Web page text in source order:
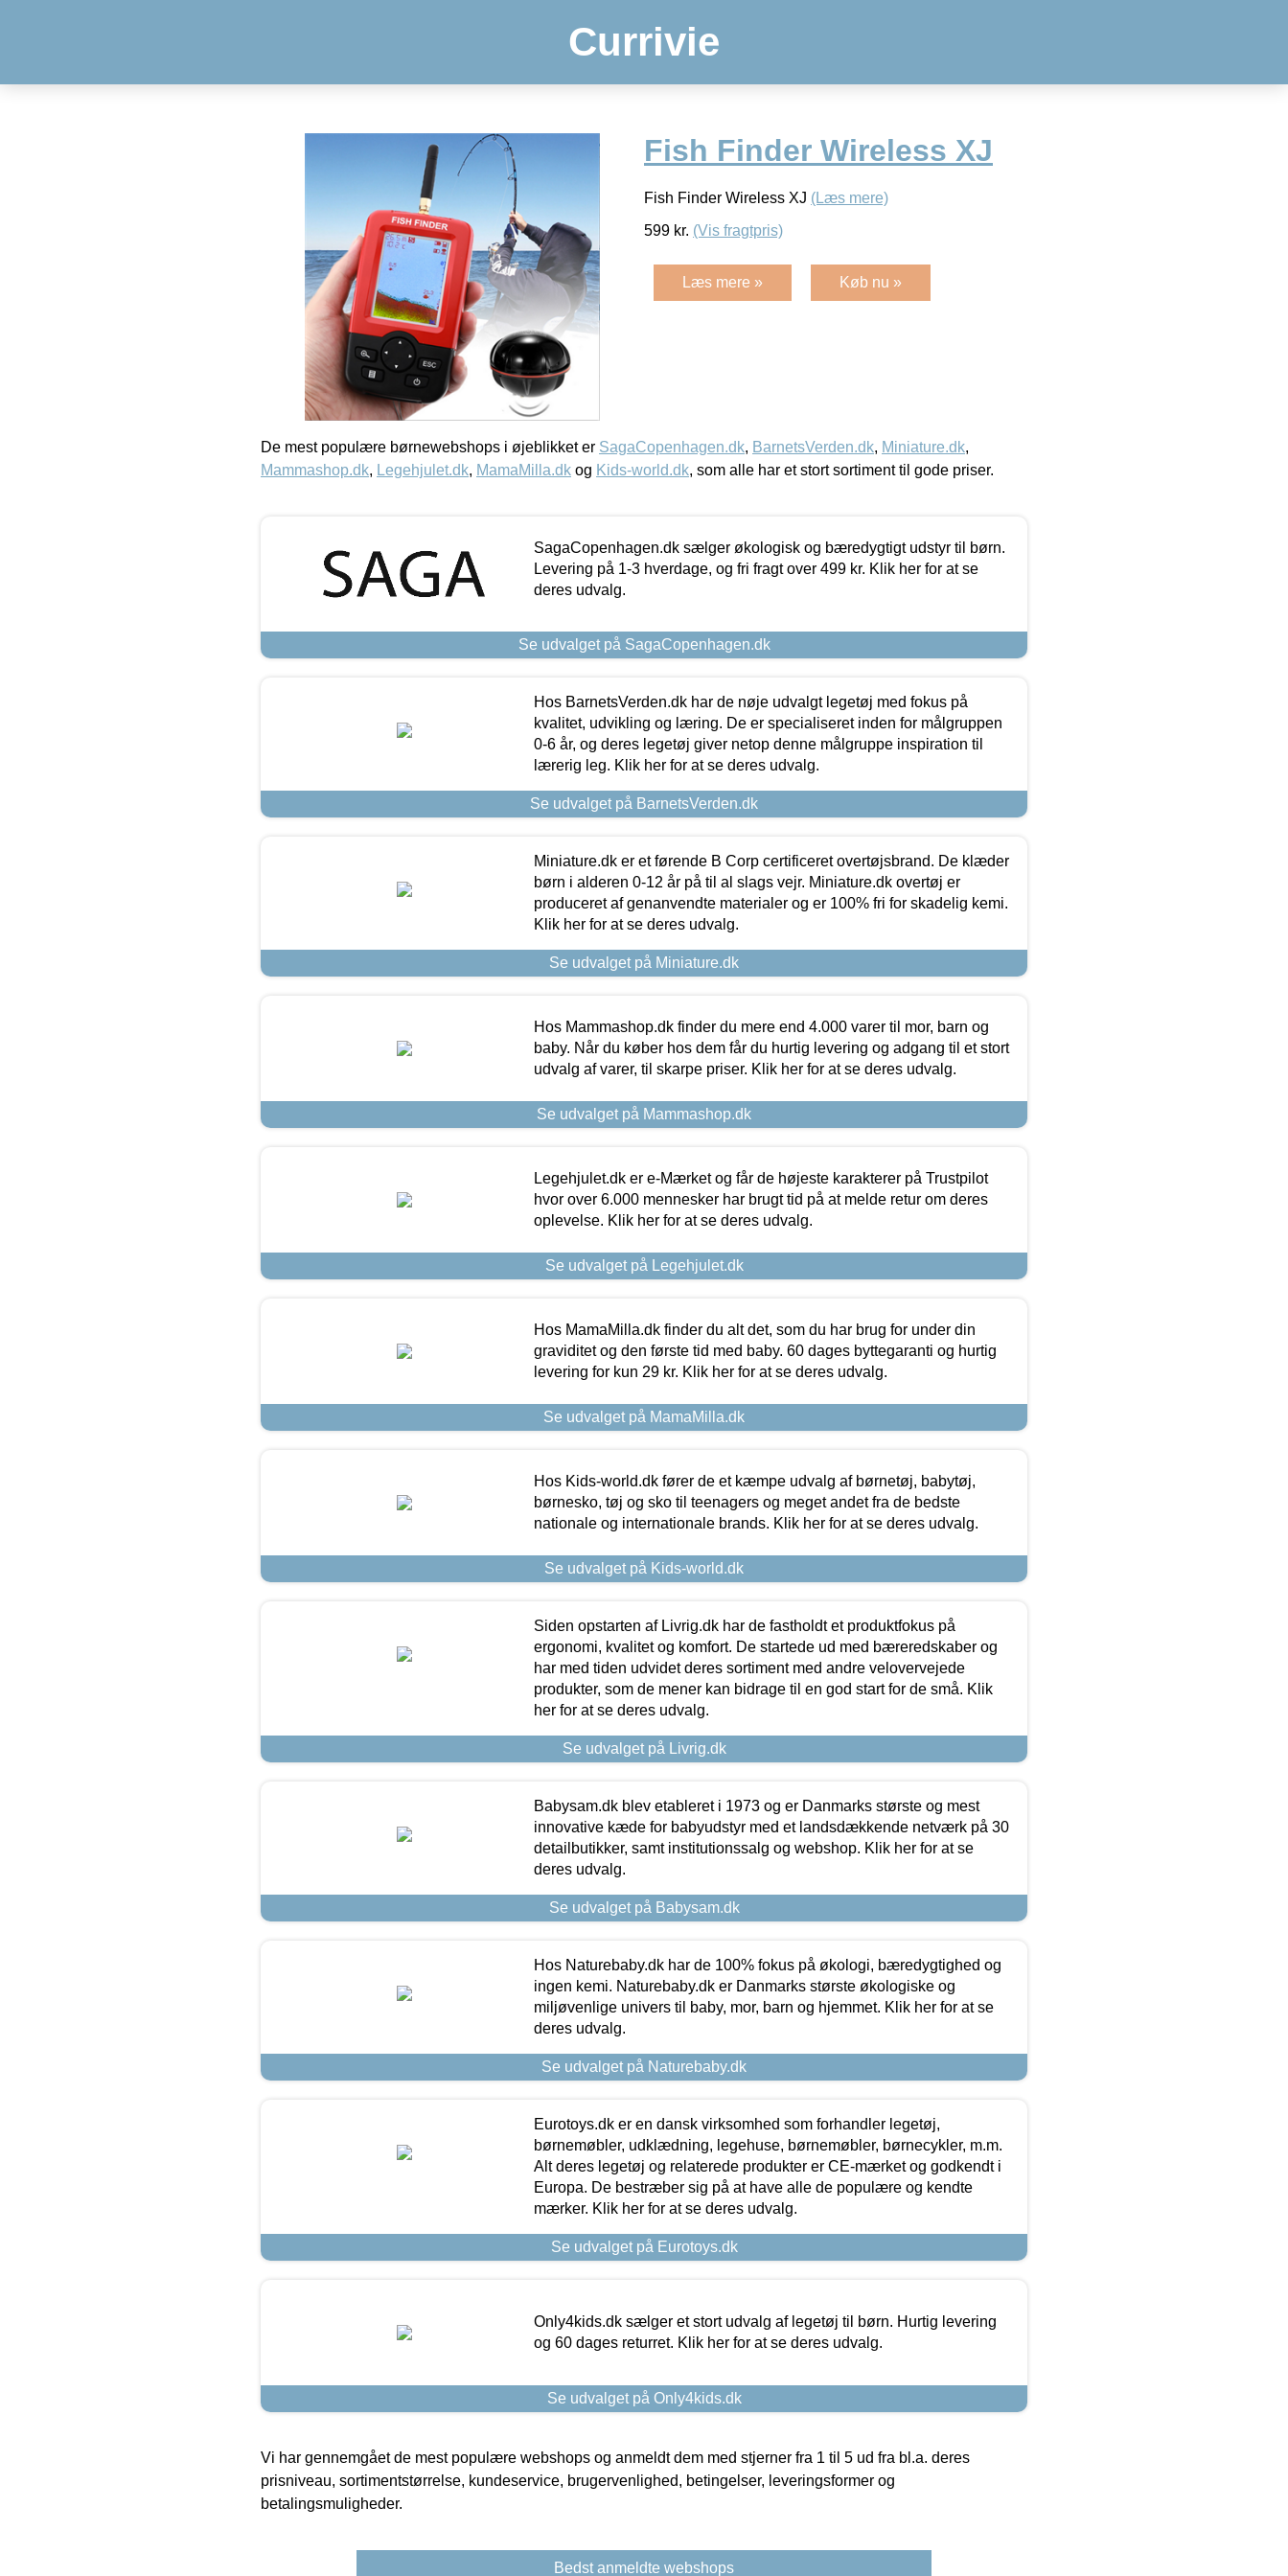
Currivie
Fish Finder Wireless XJ
Fish Finder Wireless XJ (Læs mere)
599 kr. (Vis fragtpris)
Læs mere » Køb nu »
De mest populære børnewebshops i øjeblikket er SagaCopenhagen.dk, BarnetsVerden.dk, Miniature.dk,
Mammashop.dk, Legehjulet.dk, MamaMilla.dk og Kids-world.dk, som alle har et stort sortiment til gode priser.
SagaCopenhagen.dk sælger økologisk og bæredygtigt udstyr til børn.
Levering på 1-3 hverdage, og fri fragt over 499 kr. Klik her for at se
deres udvalg.
Se udvalget på SagaCopenhagen.dk
Hos BarnetsVerden.dk har de nøje udvalgt legetøj med fokus på
kvalitet, udvikling og læring. De er specialiseret inden for målgruppen
0-6 år, og deres legetøj giver netop denne målgruppe inspiration til
lærerig leg. Klik her for at se deres udvalg.
Se udvalget på BarnetsVerden.dk
Miniature.dk er et førende B Corp certificeret overtøjsbrand. De klæder
børn i alderen 0-12 år på til al slags vejr. Miniature.dk overtøj er
produceret af genanvendte materialer og er 100% fri for skadelig kemi.
Klik her for at se deres udvalg.
Se udvalget på Miniature.dk
Hos Mammashop.dk finder du mere end 4.000 varer til mor, barn og
baby. Når du køber hos dem får du hurtig levering og adgang til et stort
udvalg af varer, til skarpe priser. Klik her for at se deres udvalg.
Se udvalget på Mammashop.dk
Legehjulet.dk er e-Mærket og får de højeste karakterer på Trustpilot
hvor over 6.000 mennesker har brugt tid på at melde retur om deres
oplevelse. Klik her for at se deres udvalg.
Se udvalget på Legehjulet.dk
Hos MamaMilla.dk finder du alt det, som du har brug for under din
graviditet og den første tid med baby. 60 dages byttegaranti og hurtig
levering for kun 29 kr. Klik her for at se deres udvalg.
Se udvalget på MamaMilla.dk
Hos Kids-world.dk fører de et kæmpe udvalg af børnetøj, babytøj,
børnesko, tøj og sko til teenagers og meget andet fra de bedste
nationale og internationale brands. Klik her for at se deres udvalg.
Se udvalget på Kids-world.dk
Siden opstarten af Livrig.dk har de fastholdt et produktfokus på
ergonomi, kvalitet og komfort. De startede ud med bæreredskaber og
har med tiden udvidet deres sortiment med andre velovervejede
produkter, som de mener kan bidrage til en god start for de små. Klik
her for at se deres udvalg.
Se udvalget på Livrig.dk
Babysam.dk blev etableret i 1973 og er Danmarks største og mest
innovative kæde for babyudstyr med et landsdækkende netværk på 30
detailbutikker, samt institutionssalg og webshop. Klik her for at se
deres udvalg.
Se udvalget på Babysam.dk
Hos Naturebaby.dk har de 100% fokus på økologi, bæredygtighed og
ingen kemi. Naturebaby.dk er Danmarks største økologiske og
miljøvenlige univers til baby, mor, barn og hjemmet. Klik her for at se
deres udvalg.
Se udvalget på Naturebaby.dk
Eurotoys.dk er en dansk virksomhed som forhandler legetøj,
børnemøbler, udklædning, legehuse, børnemøbler, børnecykler, m.m.
Alt deres legetøj og relaterede produkter er CE-mærket og godkendt i
Europa. De bestræber sig på at have alle de populære og kendte
mærker. Klik her for at se deres udvalg.
Se udvalget på Eurotoys.dk
Only4kids.dk sælger et stort udvalg af legetøj til børn. Hurtig levering
og 60 dages returret. Klik her for at se deres udvalg.
Se udvalget på Only4kids.dk
Vi har gennemgået de mest populære webshops og anmeldt dem med stjerner fra 1 til 5 ud fra bl.a. deres
prisniveau, sortimentstørrelse, kundeservice, brugervenlighed, betingelser, leveringsformer og
betalingsmuligheder.
Bedst anmeldte webshops